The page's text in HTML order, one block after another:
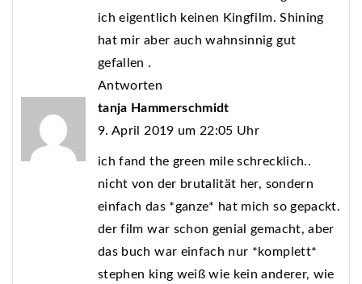
ich eigentlich keinen Kingfilm. Shining
hat mir aber auch wahnsinnig gut
gefallen .
Antworten
tanja Hammerschmidt
9. April 2019 um 22:05 Uhr
ich fand the green mile schrecklich..
nicht von der brutalität her, sondern
einfach das *ganze* hat mich so gepackt.
der film war schon genial gemacht, aber
das buch war einfach nur *komplett*
stephen king weiß wie kein anderer, wie